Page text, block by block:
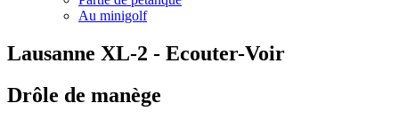
Au minigolf
Lausanne XL-2 - Ecouter-Voir
Drôle de manège